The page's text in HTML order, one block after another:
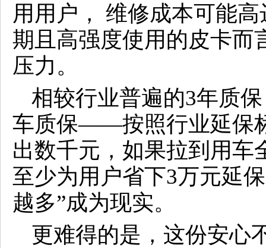
用用户， 维修成本可能
期且高强度使用的皮卡而
压力。
相较行业普遍的3年质
车质保——按照行业延保
出数千元，如果拉到用车
至少为用户省下3万元延
越多”成为现实。
更难得的是，这份安心